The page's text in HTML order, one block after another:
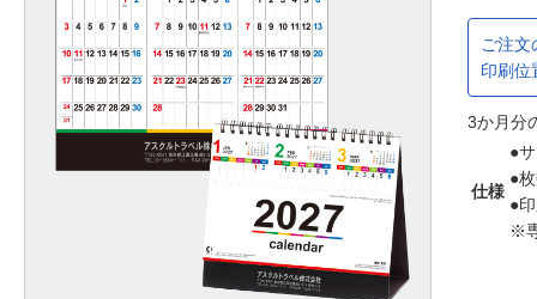
ご注文
印刷位
3か月分
仕様
●
●
●
※